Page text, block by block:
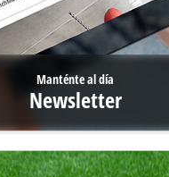
Manténte al día
Newsletter